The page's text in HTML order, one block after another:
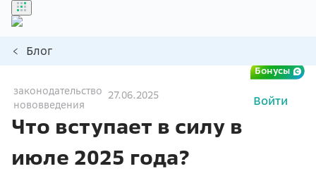
Бонусы
Войти
Блог
законодательство
нововведения
27.06.2025
Что вступает в силу в
июле 2025 года?